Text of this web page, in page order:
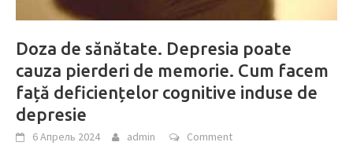
Doza de sănătate. Depresia poate
cauza pierderi de memorie. Cum facem
față deficiențelor cognitive induse de
depresie
6 Апрель 2024 admin Comment